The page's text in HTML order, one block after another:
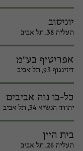
יוניסוב
העליה 38, תל אביב
אפריטיף בע"מ
דיזינגוף 93, תל אביב
כל-בו נוה אביבים
יהודה הנשיא 34, תל אביב
בית היין
העליה 26, תל אביב